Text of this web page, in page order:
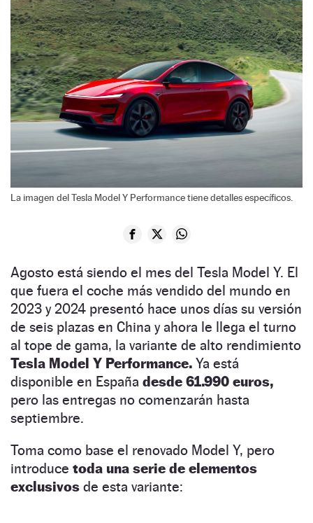
La imagen del Tesla Model Y Performance tiene detalles específicos.
Agosto está siendo el mes del Tesla Model Y. El
que fuera el coche más vendido del mundo en
2023 y 2024 presentó hace unos días su versión
de seis plazas en China y ahora le llega el turno
al tope de gama, la variante de alto rendimiento
Tesla Model Y Performance. Ya está
disponible en España desde 61.990 euros,
pero las entregas no comenzarán hasta
septiembre.
Toma como base el renovado Model Y, pero
introduce toda una serie de elementos
exclusivos de esta variante: